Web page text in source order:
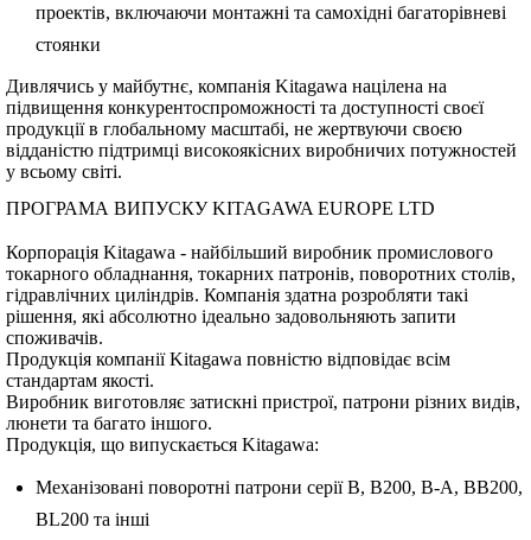
проектів, включаючи монтажні та самохідні багаторівневі
стоянки
Дивлячись у майбутнє, компанія Kitagawa націлена на
підвищення конкурентоспроможності та доступності своєї
продукції в глобальному масштабі, не жертвуючи своєю
відданістю підтримці високоякісних виробничих потужностей
у всьому світі.
ПРОГРАМА ВИПУСКУ KITAGAWA EUROPE LTD
Корпорація Kitagawa - найбільший виробник промислового
токарного обладнання, токарних патронів, поворотних столів,
гідравлічних циліндрів. Компанія здатна розробляти такі
рішення, які абсолютно ідеально задовольняють запити
споживачів.
Продукція компанії Kitagawa повністю відповідає всім
стандартам якості.
Виробник виготовляє затискні пристрої, патрони різних видів,
люнети та багато іншого.
Продукція, що випускається Kitagawa:
Механізовані поворотні патрони серії В, В200, В-А, ВВ200,
BL200 та інші